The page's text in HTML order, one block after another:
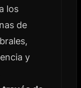
los
de
y